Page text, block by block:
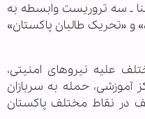
ـ سه تروریست وابسطه به
و «تحریک طالبان پاکستان»
علیه نیروهای امنیتی،
آموزشی، حمله به سربازان
در نقاط مختلف پاکستان